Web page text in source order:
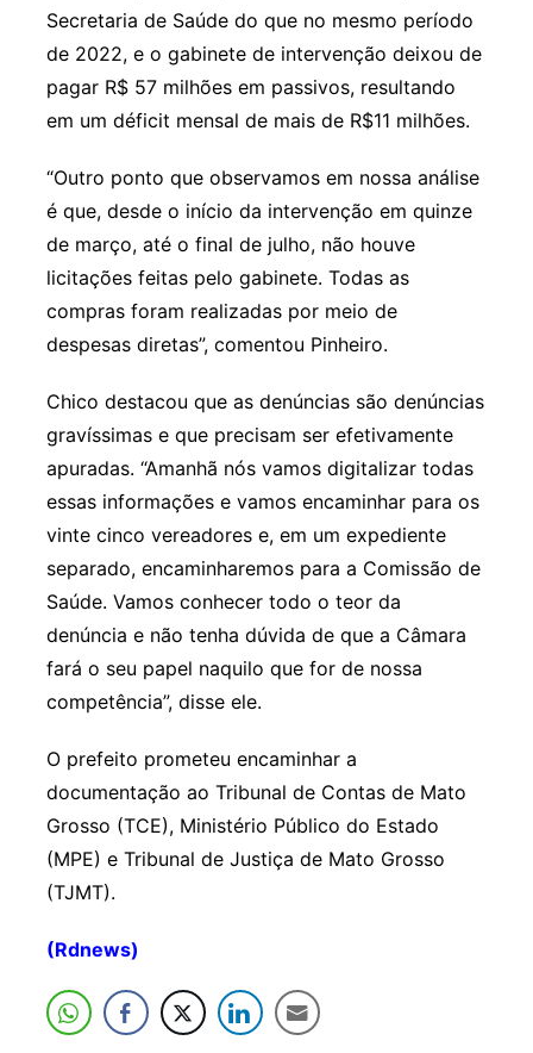
Secretaria de Saúde do que no mesmo período
de 2022, e o gabinete de intervenção deixou de
pagar R$ 57 milhões em passivos, resultando
em um déficit mensal de mais de R$11 milhões.
“Outro ponto que observamos em nossa análise
é que, desde o início da intervenção em quinze
de março, até o final de julho, não houve
licitações feitas pelo gabinete. Todas as
compras foram realizadas por meio de
despesas diretas”, comentou Pinheiro.
Chico destacou que as denúncias são denúncias
gravíssimas e que precisam ser efetivamente
apuradas. “Amanhã nós vamos digitalizar todas
essas informações e vamos encaminhar para os
vinte cinco vereadores e, em um expediente
separado, encaminharemos para a Comissão de
Saúde. Vamos conhecer todo o teor da
denúncia e não tenha dúvida de que a Câmara
fará o seu papel naquilo que for de nossa
competência”, disse ele.
O prefeito prometeu encaminhar a
documentação ao Tribunal de Contas de Mato
Grosso (TCE), Ministério Público do Estado
(MPE) e Tribunal de Justiça de Mato Grosso
(TJMT).
(Rdnews)